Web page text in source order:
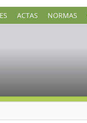
ACTAS NORMAS